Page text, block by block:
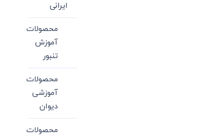
ایرانی
محصولات
آموزش
تنبور
محصولات
آموزشی
دیوان
محصولات